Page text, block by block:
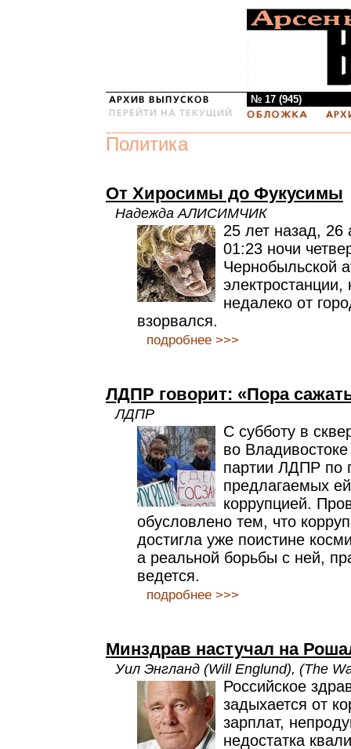
№ 17 (945)
Политика
От Хиросимы до Фукусимы
Надежда АЛИСИМЧИК
25 лет назад, 26
01:23 ночи
Чернобыльской
электростанции,
недалеко от
взорвался.
подробнее >>>
ЛДПР говорит: «Пора
ЛДПР
С субботу в
во
партии ЛДПР по
предлагаемых
коррупцией.
обусловлено тем, что
достигла уже поистине
а реальной борьбы с ней,
ведется.
подробнее >>>
Минздрав настучал на
Уил Энгланд (Will Englund), (The
Российское
задыхается от
зарплат,
недостатка